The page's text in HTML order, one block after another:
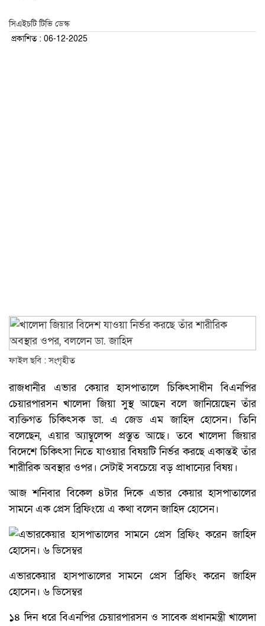
সিএইচটি টিভি ডেস্ক
প্রকাশিত : 06-12-2025
ফাইল ছবি : সংগৃহীত
রাজধানীর এভার কেয়ার হাসপাতালে চিকিৎসাধীন বিএনপির
চেয়ারপারসন খালেদা জিয়া সুস্থ আছেন বলে জানিয়েছেন তাঁর
ব্যক্তিগত চিকিৎসক ডা. এ জেড এম জাহিদ হোসেন। তিনি
বলেছেন, এয়ার অ্যাম্বুলেন্স প্রস্তুত আছে। তবে খালেদা জিয়ার
বিদেশে চিকিৎসা নিতে যাওয়ার বিষয়টি নির্ভর করছে একান্তই তাঁর
শারীরিক অবস্থার ওপর। সেটাই সবচেয়ে বড় প্রাধান্যের বিষয়।
আজ শনিবার বিকেল ৪টার দিকে এভার কেয়ার হাসপাতালের
সামনে এক প্রেস ব্রিফিংয়ে এ কথা বলেন জাহিদ হোসেন।
এভারকেয়ার হাসপাতালের সামনে প্রেস ব্রিফিং করেন জাহিদ
হোসেন। ৬ ডিসেম্বর
১৪ দিন ধরে বিএনপির চেয়ারপারসন ও সাবেক প্রধানমন্ত্রী খালেদা